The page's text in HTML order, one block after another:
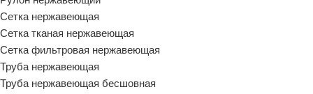
Сетка нержавеющая
Сетка тканая нержавеющая
Сетка фильтровая нержавеющая
Труба нержавеющая
Труба нержавеющая бесшовная